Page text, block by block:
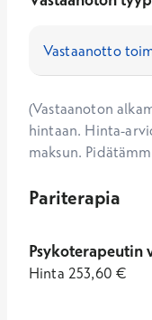
(Vastaanoton
hintaan. Hinta-
maksun.
Pariterapia
Psykoterapeutin
Hinta 253,60 €